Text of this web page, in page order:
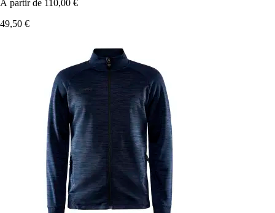
À partir de 110,00 €
49,50 €